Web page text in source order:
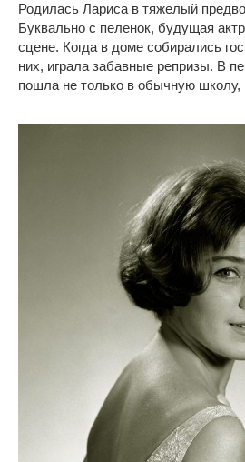
Родилась Лариса в тяжелый
Буквально с пеленок, будущая
сцене. Когда в доме собирались
них, играла забавные репризы. В
пошла не только в обычную